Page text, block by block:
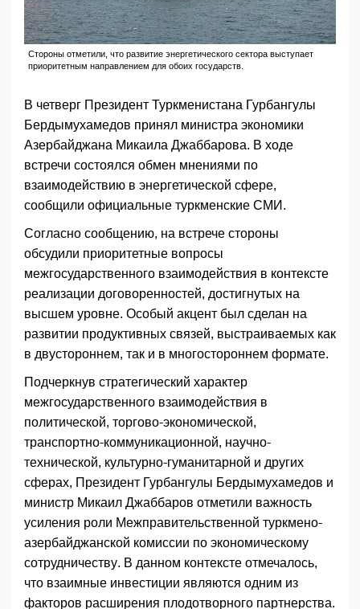
Стороны отметили, что развитие энергетического сектора выступает
приоритетным направлением для обоих государств.
В четверг Президент Туркменистана Гурбангулы
Бердымухамедов принял министра экономики
Азербайджана Микаила Джаббарова. В ходе
встречи состоялся обмен мнениями по
взаимодействию в энергетической сфере,
сообщили официальные туркменские СМИ.
Согласно сообщению, на встрече стороны
обсудили приоритетные вопросы
межгосударственного взаимодействия в контексте
реализации договоренностей, достигнутых на
высшем уровне. Особый акцент был сделан на
развитии продуктивных связей, выстраиваемых как
в двустороннем, так и в многостороннем формате.
Подчеркнув стратегический характер
межгосударственного взаимодействия в
политической, торгово-экономической,
транспортно-коммуникационной, научно-
технической, культурно-гуманитарной и других
сферах, Президент Гурбангулы Бердымухамедов и
министр Микаил Джаббаров отметили важность
усиления роли Межправительственной туркмено-
азербайджанской комиссии по экономическому
сотрудничеству. В данном контексте отмечалось,
что взаимные инвестиции являются одним из
факторов расширения плодотворного партнерства.